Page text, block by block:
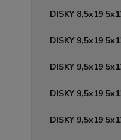
DISKY 8,5x19
DISKY 9,5x19
DISKY 9,5x19
DISKY 9,5x19
DISKY 9,5x19